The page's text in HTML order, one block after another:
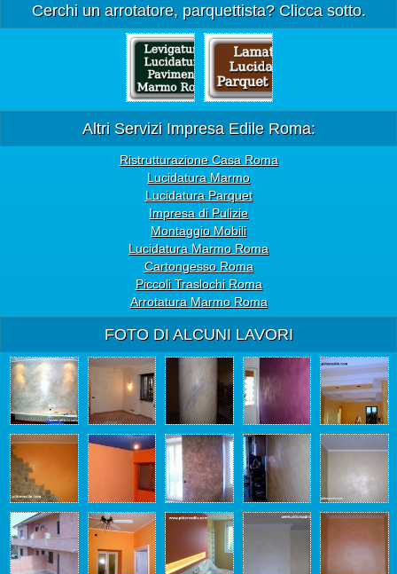
Cerchi un arrotatore, parquettista? Clicca sotto.
Altri Servizi Impresa Edile Roma:
Ristrutturazione Casa Roma
Lucidatura Marmo
Lucidatura Parquet
Impresa di Pulizie
Montaggio Mobili
Lucidatura Marmo Roma
Cartongesso Roma
Piccoli Traslochi Roma
Arrotatura Marmo Roma
FOTO DI ALCUNI LAVORI